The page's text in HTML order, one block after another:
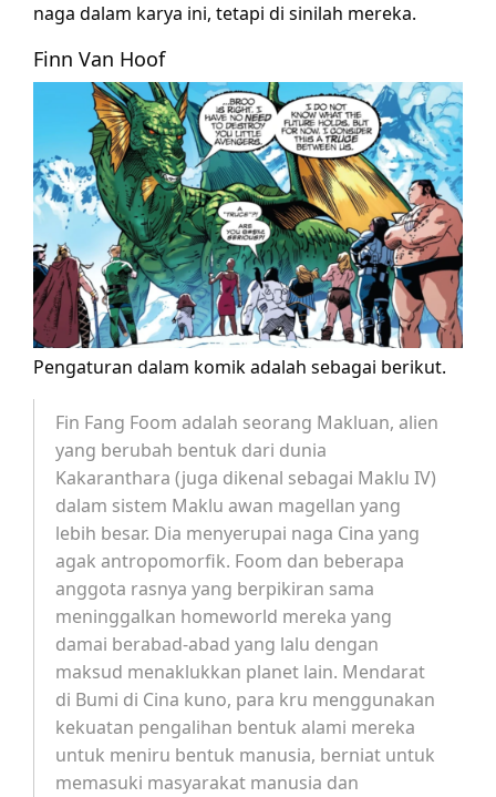
naga dalam karya ini, tetapi di sinilah mereka.
Finn Van Hoof
Pengaturan dalam komik adalah sebagai berikut.
Fin Fang Foom adalah seorang Makluan, alien
yang berubah bentuk dari dunia
Kakaranthara (juga dikenal sebagai Maklu IV)
dalam sistem Maklu awan magellan yang
lebih besar. Dia menyerupai naga Cina yang
agak antropomorfik. Foom dan beberapa
anggota rasnya yang berpikiran sama
meninggalkan homeworld mereka yang
damai berabad-abad yang lalu dengan
maksud menaklukkan planet lain. Mendarat
di Bumi di Cina kuno, para kru menggunakan
kekuatan pengalihan bentuk alami mereka
untuk meniru bentuk manusia, berniat untuk
memasuki masyarakat manusia dan